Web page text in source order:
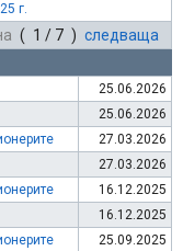
г.
( 1 / 7 ) следваща
25.06.2026
25.06.2026
27.03.2026
27.03.2026
16.12.2025
16.12.2025
25.09.2025